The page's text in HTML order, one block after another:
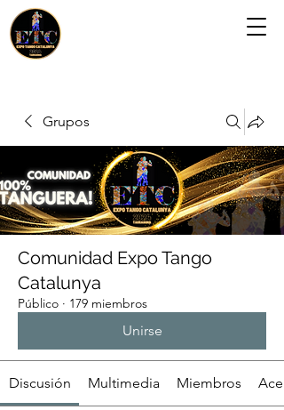
Grupos
Comunidad Expo Tango
Catalunya
Público · 179 miembros
Unirse
Discusión Multimedia Miembros